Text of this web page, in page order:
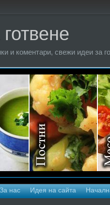
и коментари, свежи идеи за
За нас Идея на сайта